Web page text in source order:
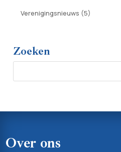
Verenigingsnieuws (5)
Zoeken
Over ons